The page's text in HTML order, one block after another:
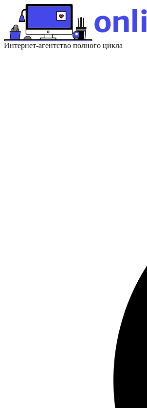
Интернет-агентство полного цикла